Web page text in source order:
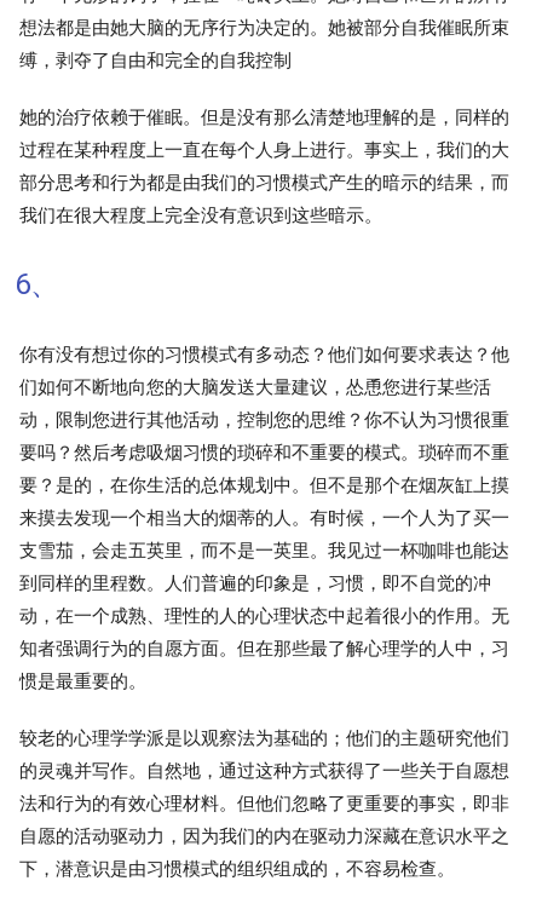
想法都是由她大脑的无序行为决定的。她被部分自我催眠所束
缚，剥夺了自由和完全的自我控制
她的治疗依赖于催眠。但是没有那么清楚地理解的是，同样的
过程在某种程度上一直在每个人身上进行。事实上，我们的大
部分思考和行为都是由我们的习惯模式产生的暗示的结果，而
我们在很大程度上完全没有意识到这些暗示。
6、
你有没有想过你的习惯模式有多动态？他们如何要求表达？他
们如何不断地向您的大脑发送大量建议，怂恿您进行某些活
动，限制您进行其他活动，控制您的思维？你不认为习惯很重
要吗？然后考虑吸烟习惯的琐碎和不重要的模式。琐碎而不重
要？是的，在你生活的总体规划中。但不是那个在烟灰缸上摸
来摸去发现一个相当大的烟蒂的人。有时候，一个人为了买一
支雪茄，会走五英里，而不是一英里。我见过一杯咖啡也能达
到同样的里程数。人们普遍的印象是，习惯，即不自觉的冲
动，在一个成熟、理性的人的心理状态中起着很小的作用。无
知者强调行为的自愿方面。但在那些最了解心理学的人中，习
惯是最重要的。
较老的心理学学派是以观察法为基础的；他们的主题研究他们
的灵魂并写作。自然地，通过这种方式获得了一些关于自愿想
法和行为的有效心理材料。但他们忽略了更重要的事实，即非
自愿的活动驱动力，因为我们的内在驱动力深藏在意识水平之
下，潜意识是由习惯模式的组织组成的，不容易检查。